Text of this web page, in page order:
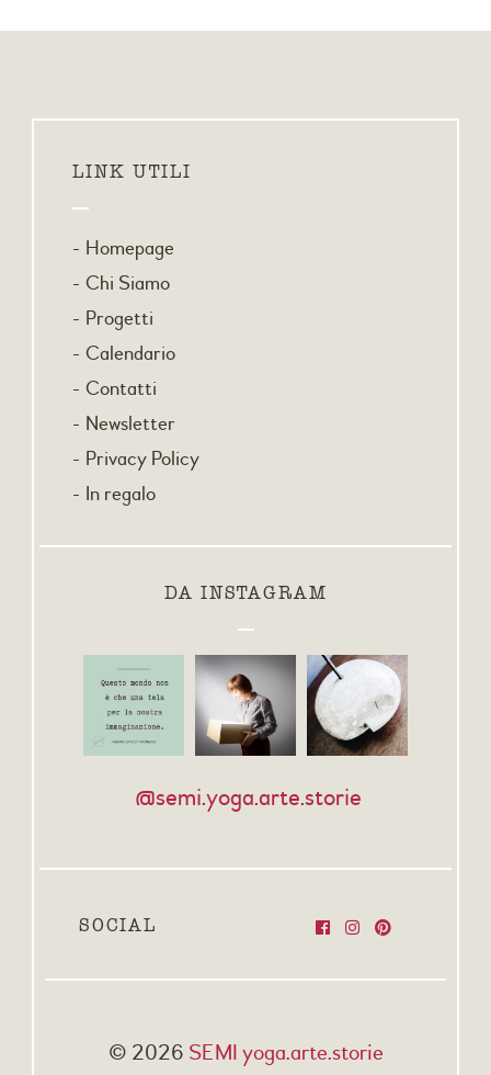
LINK UTILI
Homepage
Chi Siamo
Progetti
Calendario
Contatti
Newsletter
Privacy Policy
In regalo
DA INSTAGRAM
@semi.yoga.arte.storie
SOCIAL
© 2026 SEMI yoga.arte.storie